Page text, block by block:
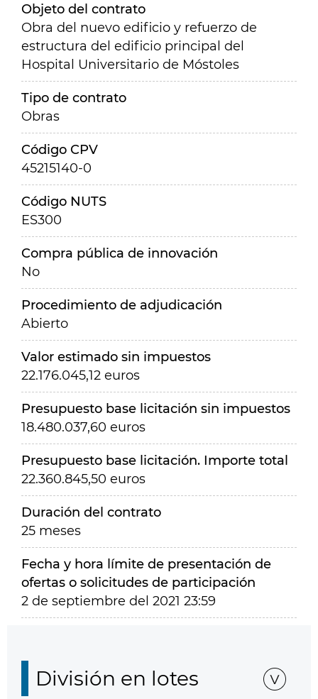
Objeto del contrato
Obra del nuevo edificio y refuerzo de
estructura del edificio principal del
Hospital Universitario de Móstoles
Tipo de contrato
Obras
Código CPV
45215140-0
Código NUTS
ES300
Compra pública de innovación
No
Procedimiento de adjudicación
Abierto
Valor estimado sin impuestos
22.176.045,12 euros
Presupuesto base licitación sin impuestos
18.480.037,60 euros
Presupuesto base licitación. Importe total
22.360.845,50 euros
Duración del contrato
25 meses
Fecha y hora límite de presentación de
ofertas o solicitudes de participación
2 de septiembre del 2021 23:59
División en lotes